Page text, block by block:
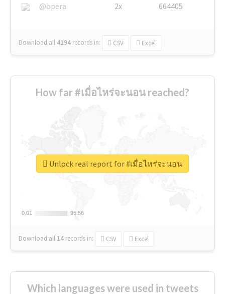
@opera
2x 664405
Download all 4194 records in: CSV Excel
How far #เมื่อไหร่จะนอน reached?
0.01
0.01 95.56
95.56
Download all 14 records in: CSV Excel
Unlock real report for #เมื่อไหร่จะนอน
Which languages were used in tweets